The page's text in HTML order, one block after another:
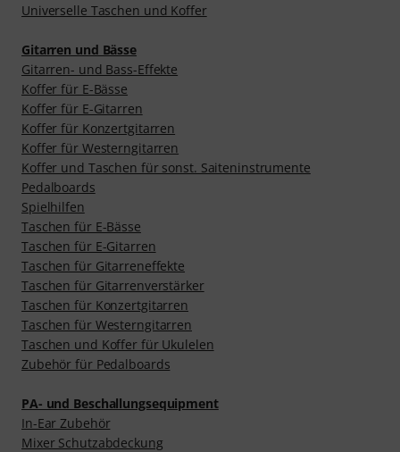
Universelle Taschen und Koffer
Gitarren und Bässe
Gitarren- und Bass-Effekte
Koffer für E-Bässe
Koffer für E-Gitarren
Koffer für Konzertgitarren
Koffer für Westerngitarren
Koffer und Taschen für sonst. Saiteninstrumente
Pedalboards
Spielhilfen
Taschen für E-Bässe
Taschen für E-Gitarren
Taschen für Gitarreneffekte
Taschen für Gitarrenverstärker
Taschen für Konzertgitarren
Taschen für Westerngitarren
Taschen und Koffer für Ukulelen
Zubehör für Pedalboards
PA- und Beschallungsequipment
In-Ear Zubehör
Mixer Schutzabdeckung